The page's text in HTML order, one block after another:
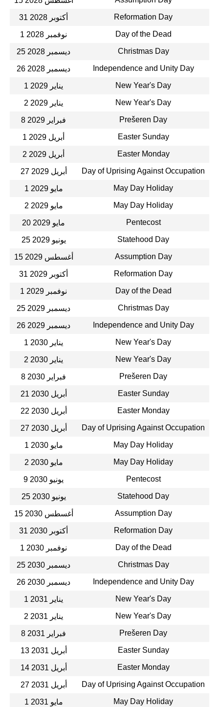
31 أكتوبر 2028 Reformation Day
1 نوفمبر 2028 Day of the Dead
25 ديسمبر 2028 Christmas Day
26 ديسمبر 2028 Independence and Unity Day
1 يناير 2029 New Year's Day
2 يناير 2029 New Year's Day
8 فبراير 2029 Prešeren Day
1 أبريل 2029 Easter Sunday
2 أبريل 2029 Easter Monday
27 أبريل 2029 Day of Uprising Against Occupation
1 مايو 2029 May Day Holiday
2 مايو 2029 May Day Holiday
20 مايو 2029 Pentecost
25 يونيو 2029 Statehood Day
15 أغسطس 2029 Assumption Day
31 أكتوبر 2029 Reformation Day
1 نوفمبر 2029 Day of the Dead
25 ديسمبر 2029 Christmas Day
26 ديسمبر 2029 Independence and Unity Day
1 يناير 2030 New Year's Day
2 يناير 2030 New Year's Day
8 فبراير 2030 Prešeren Day
21 أبريل 2030 Easter Sunday
22 أبريل 2030 Easter Monday
27 أبريل 2030 Day of Uprising Against Occupation
1 مايو 2030 May Day Holiday
2 مايو 2030 May Day Holiday
9 يونيو 2030 Pentecost
25 يونيو 2030 Statehood Day
15 أغسطس 2030 Assumption Day
31 أكتوبر 2030 Reformation Day
1 نوفمبر 2030 Day of the Dead
25 ديسمبر 2030 Christmas Day
26 ديسمبر 2030 Independence and Unity Day
1 يناير 2031 New Year's Day
2 يناير 2031 New Year's Day
8 فبراير 2031 Prešeren Day
13 أبريل 2031 Easter Sunday
14 أبريل 2031 Easter Monday
27 أبريل 2031 Day of Uprising Against Occupation
1 مايو 2031 May Day Holiday